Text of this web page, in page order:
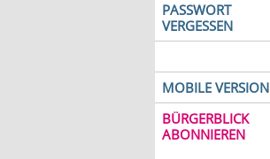
PASSWORT
VERGESSEN
MOBILE VERSION
BÜRGERBLICK
ABONNIEREN